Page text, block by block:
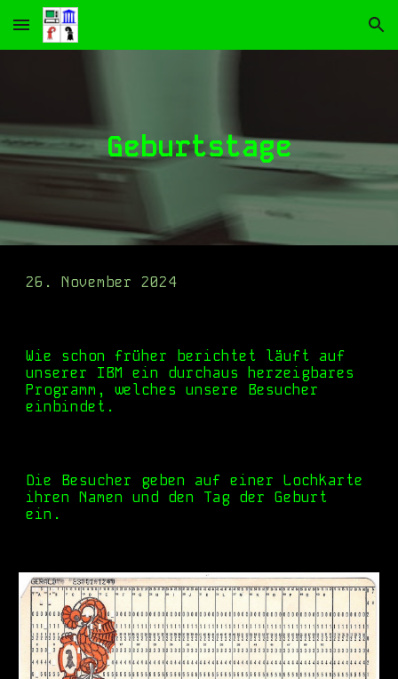
Skip to main content Skip to navigation
Geburtstage
26. November 2024
Wie schon früher berichtet läuft auf
unserer IBM ein durchaus herzeigbares
Programm, welches unsere Besucher
einbindet.
Die Besucher geben auf einer Lochkarte
ihren Namen und den Tag der Geburt
ein.